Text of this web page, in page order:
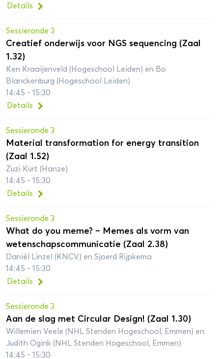
Details
Sessieronde 3
Creatief onderwijs voor NGS sequencing (Zaal
1.32)
Ken Kraaijenveld (Hogeschool Leiden) en Bo
Blanckenburg (Hogeschool Leiden)
14:45 - 15:30
Details
Sessieronde 3
Material transformation for energy transition
(Zaal 1.52)
Zuzi Kurt (Hanze)
14:45 - 15:30
Details
Sessieronde 3
What do you meme? – Memes als vorm van
wetenschapscommunicatie (Zaal 2.38)
Daniël Linzel (KNCV) en Sjoerd Rijpkema
14:45 - 15:30
Details
Sessieronde 3
Aan de slag met Circular Design! (Zaal 1.30)
Willemien Veele (NHL Stenden Hogeschool, Emmen) en
Judith Ogink (NHL Stenden Hogeschool, Emmen)
14:45 - 15:30